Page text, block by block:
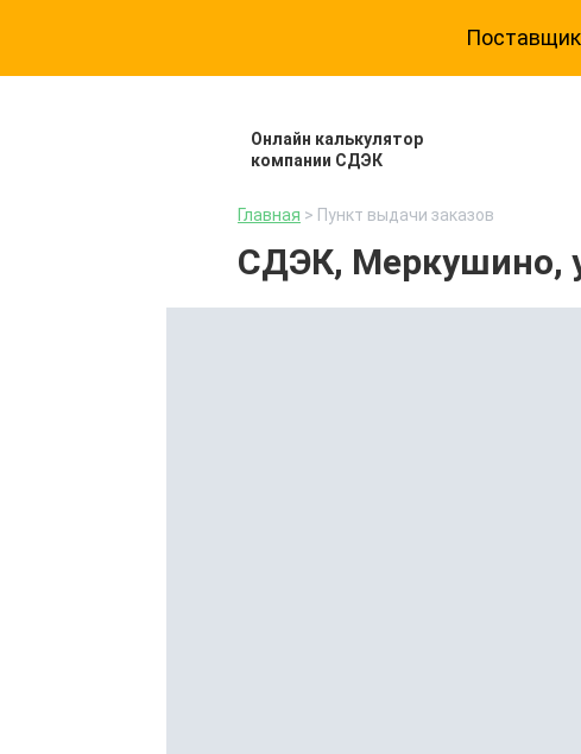
Онлайн калькулятор
компании СДЭК
Главная > Пункт выдачи заказов
СДЭК, Меркушино,